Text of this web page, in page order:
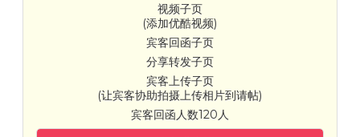
视频子页
(添加优酷视频)
宾客回函子页
分享转发子页
宾客上传子页
(让宾客协助拍摄上传相片到请帖)
宾客回函人数120人